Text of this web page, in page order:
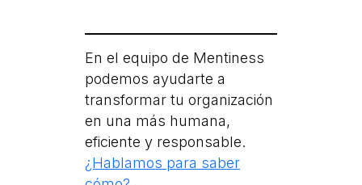
En el equipo de Mentiness
podemos ayudarte a
transformar tu organización
en una más humana,
eficiente y responsable.
¿Hablamos para saber